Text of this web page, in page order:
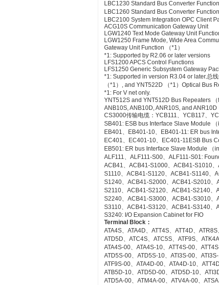
LBC1230 Standard Bus Converter
LBC1260 Standard Bus Converter
LBC2100 System Integration OPC Client
ACG10S Communication Gateway Unit
LGW1240 Text Mode Gateway Unit
LGW1250 Frame Mode, Wide Area
Gateway Unit Function （*1）
*1: Supported by R2.06 or later versions
LFS1200 APCS Control Functions
LFS1250 Generic Subsystem Gateway
*1: Supported in version R3.04 or later.总
（*1）, and YNT522D （*1）Optical Bus
*1: For V net only.
YNT512S and YNT512D Bus Repeaters
ANB10S, ANB10D, ANR10S, and
CS3000传输电缆：YCB111、YCB117、
SB401: ESB bus Interface Slave Module
EB401、EB401-10、EB401-11: ER bus
EC401、EC401-10、EC401-11ESB Bus
EB501: ER bus Interface Slave Module （
ALF111、ALF111-S00、ALF111-S01:
ACB41、ACB41-S1000、ACB41-S1010
S1110、ACB41-S1120、ACB41-S1140
S1240、ACB41-S2000、ACB41-S2010
S2110、ACB41-S2120、ACB41-S2140
S2240、ACB41-S3000、ACB41-S3010
S3110、ACB41-S3120、ACB41-S3140
S3240: I/O Expansion Cabinet for FIO
Terminal Block ：
ATA4S、ATA4D、ATT4S、ATT4D、
ATD5D、ATC4S、ATC5S、ATF9S、
ATA4S-00、ATA4S-10、ATT4S-00、
ATD5S-00、ATD5S-10、ATI3S-00、
ATF9S-00、ATA4D-00、ATA4D-10、
ATB5D-10、ATD5D-00、ATD5D-10、
ATD5A-00、ATM4A-00、ATV4A-00、